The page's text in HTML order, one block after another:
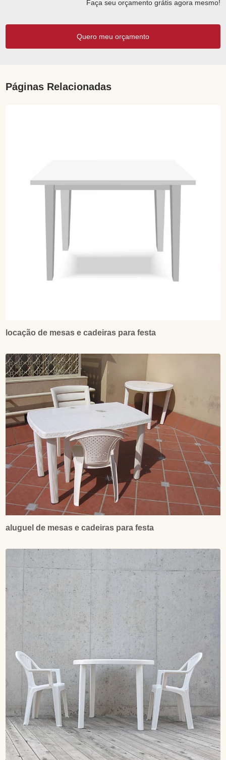
Faça seu orçamento grátis agora mesmo!
Quero meu orçamento
Páginas Relacionadas
locação de mesas e cadeiras para festa
aluguel de mesas e cadeiras para festa